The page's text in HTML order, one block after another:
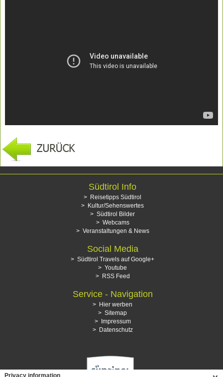
Südtirol Info
Reisetipps Südtirol
Kultur/Sehenswertes
Südtirol Bilder
Webcams
Veranstaltungen & News
Social Media
Südtirol Travels auf Google+
Youtube
RSS Feed
Service - Navigation
Hier werben
Sitemap
Impressum
Datenschutz
Privacy information